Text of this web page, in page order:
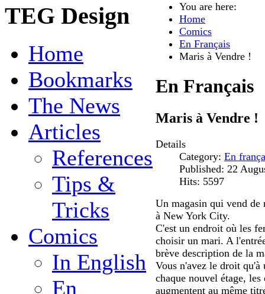
TEG Design
Home
Bookmarks
The News
Articles
References
Tips &
Tricks
Comics
In English
En
You are here:
Home
Comics
En Français
Maris à Vendre !
En Français
Maris à Vendre !
Details
Category: En
Published: 22
Hits: 5597
Un magasin qui vend
à New York City.
C'est un endroit où les
choisir un mari. A
brève description de la
Vous n'avez le droit
chaque nouvel étage, les
augmentent au même